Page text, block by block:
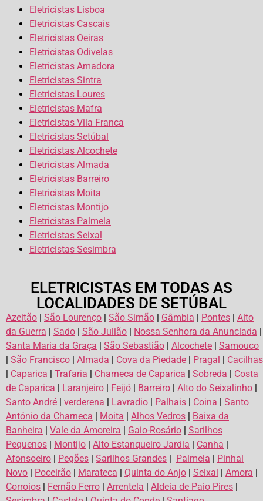
Eletricistas Lisboa
Eletricistas Cascais
Eletricistas Oeiras
Eletricistas Odivelas
Eletricistas Amadora
Eletricistas Sintra
Eletricistas Loures
Eletricistas Mafra
Eletricistas Vila Franca
Eletricistas Setúbal
Eletricistas Alcochete
Eletricistas Almada
Eletricistas Barreiro
Eletricistas Moita
Eletricistas Montijo
Eletricistas Palmela
Eletricistas Seixal
Eletricistas Sesimbra
ELETRICISTAS EM TODAS AS
LOCALIDADES DE SETÚBAL
Azeitão | São Lourenço | São Simão | Gâmbia | Pontes | Alto
da Guerra | Sado | São Julião | Nossa Senhora da Anunciada |
Santa Maria da Graça | São Sebastião | Alcochete | Samouco
| São Francisco | Almada | Cova da Piedade | Pragal | Cacilhas
| Caparica | Trafaria | Charneca de Caparica | Sobreda | Costa
de Caparica | Laranjeiro | Feijó | Barreiro | Alto do Seixalinho |
Santo André | verderena | Lavradio | Palhais | Coina | Santo
António da Charneca | Moita | Alhos Vedros | Baixa da
Banheira | Vale da Amoreira | Gaio-Rosário | Sarilhos
Pequenos | Montijo | Alto Estanqueiro Jardia | Canha |
Afonsoeiro | Pegões | Sarilhos Grandes | Palmela | Pinhal
Novo | Poceirão | Marateca | Quinta do Anjo | Seixal | Amora |
Corroios | Fernão Ferro | Arrentela | Aldeia de Paio Pires |